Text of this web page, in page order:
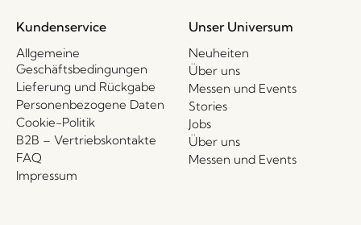
Kundenservice
Allgemeine
Geschäftsbedingungen
Lieferung und Rückgabe
Personenbezogene Daten
Cookie-Politik
B2B – Vertriebskontakte
FAQ
Impressum
Unser Universum
Neuheiten
Über uns
Messen und Events
Stories
Jobs
Über uns
Messen und Events